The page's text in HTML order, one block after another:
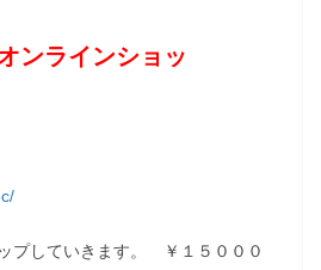
ラインショッ
プしていきます。 ￥１５０００